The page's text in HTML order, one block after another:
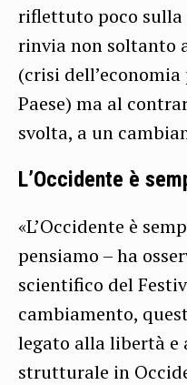
riflettuto poco sulla
rinvia non soltanto
(crisi
Paese) ma al
svolta, a un
L’Occidente è
«L’Occidente è
pensiamo – ha
scientifico del
cambiamento,
legato alla libertà e
strutturale in